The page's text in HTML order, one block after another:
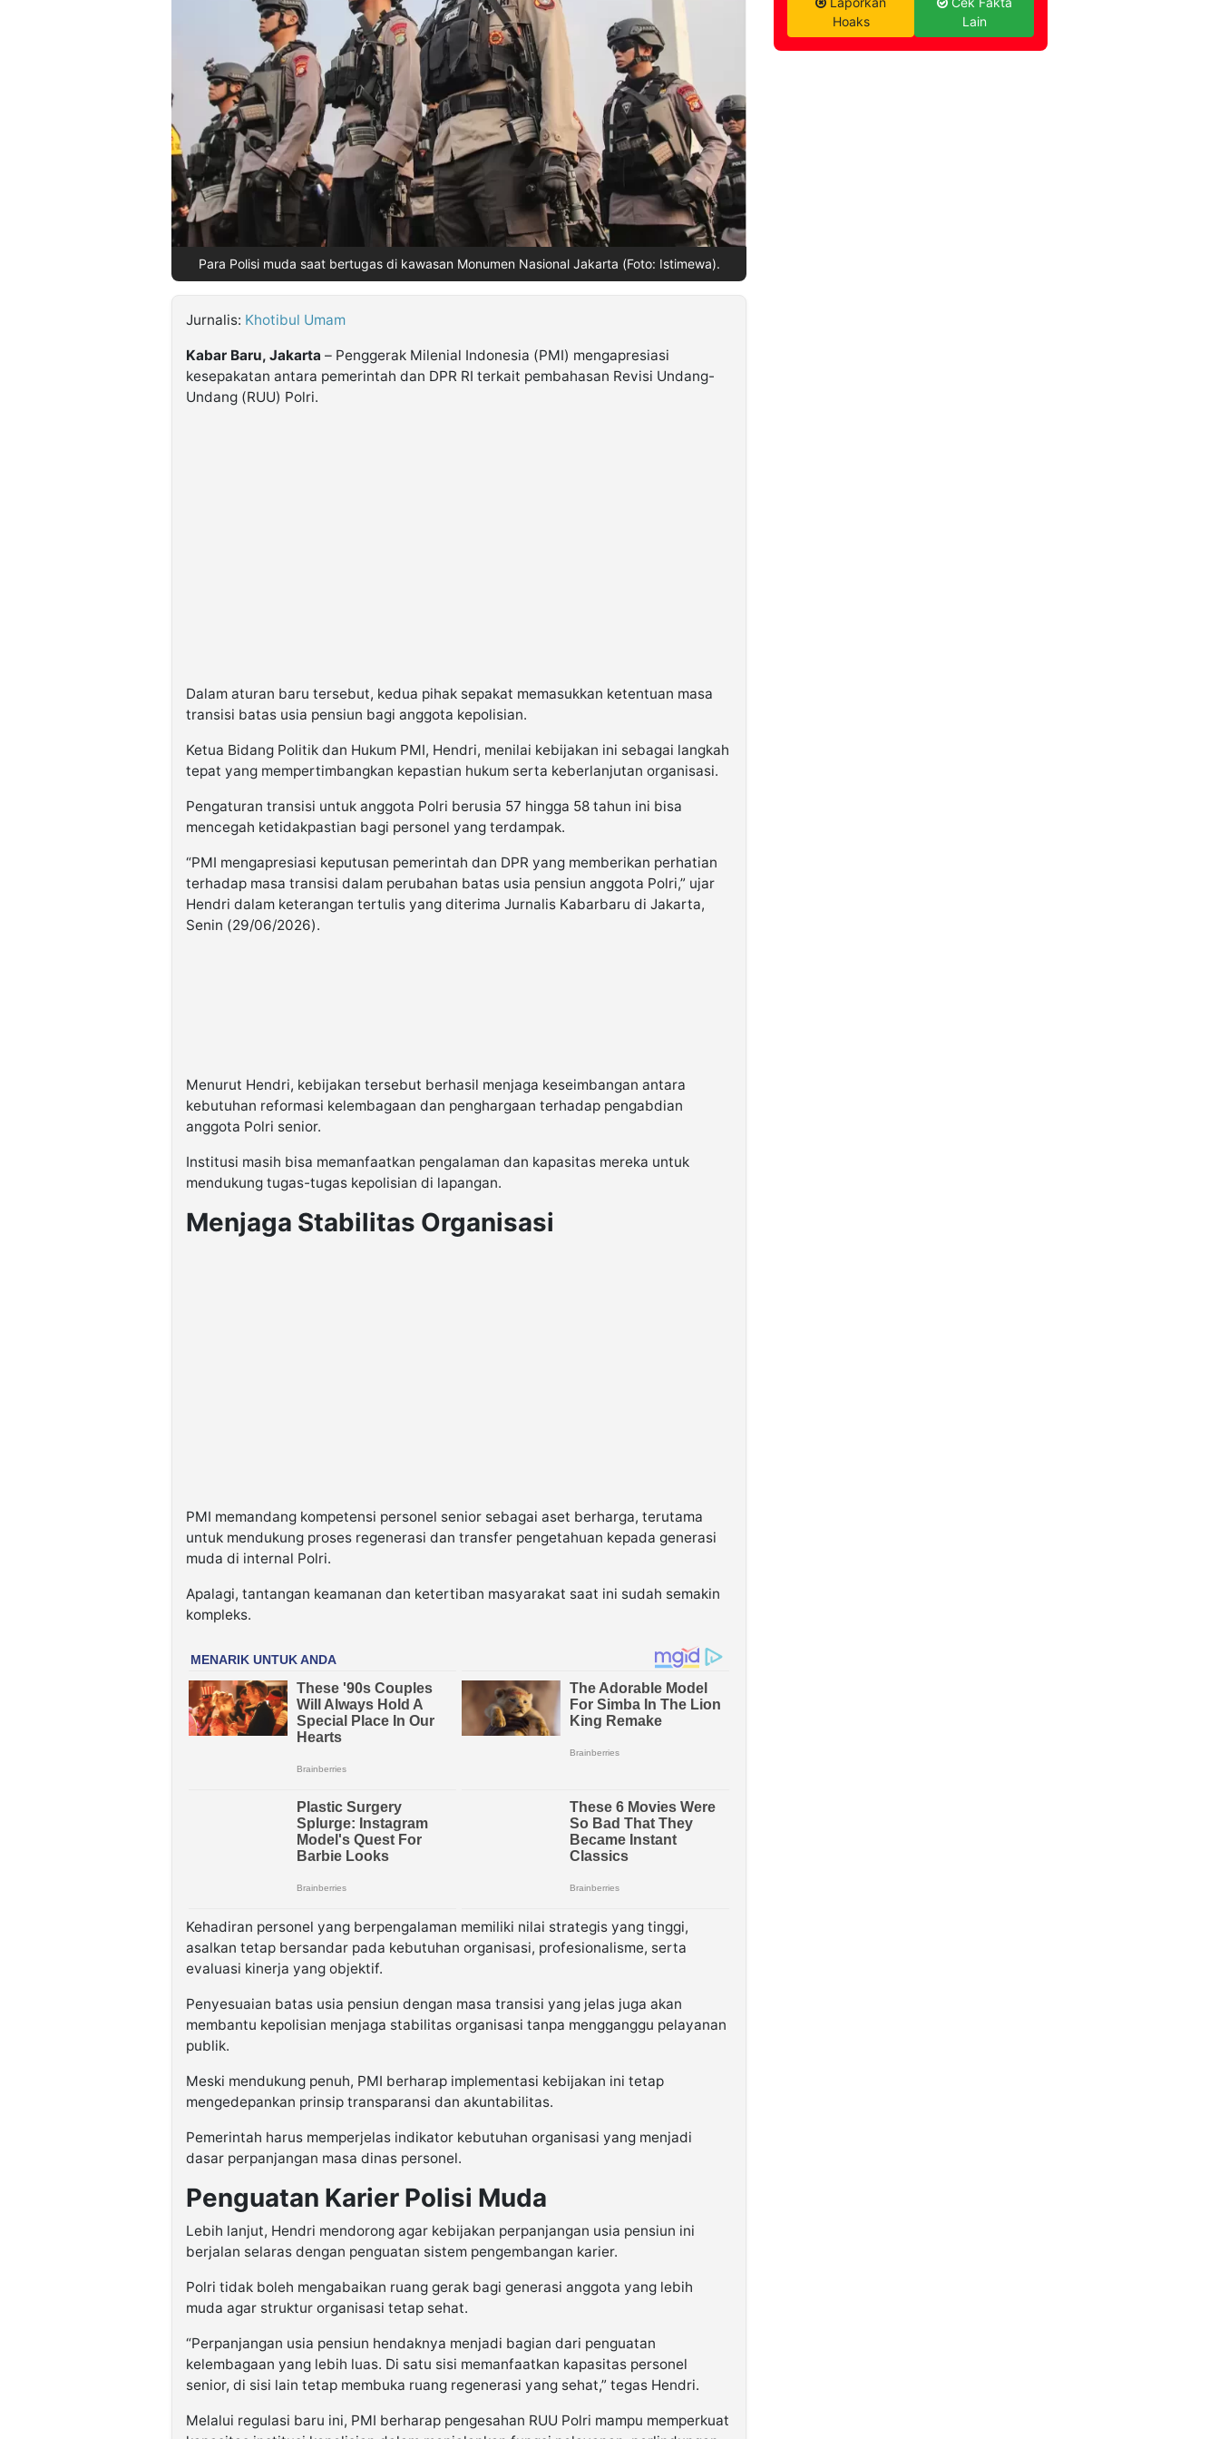
Para Polisi muda saat bertugas di kawasan Monumen Nasional Jakarta (Foto: Istimewa).
Jurnalis: Khotibul Umam
Kabar Baru, Jakarta – Penggerak Milenial Indonesia (PMI) mengapresiasi
kesepakatan antara pemerintah dan DPR RI terkait pembahasan Revisi Undang-
Undang (RUU) Polri.
Dalam aturan baru tersebut, kedua pihak sepakat memasukkan ketentuan masa
transisi batas usia pensiun bagi anggota kepolisian.
Ketua Bidang Politik dan Hukum PMI, Hendri, menilai kebijakan ini sebagai langkah
tepat yang mempertimbangkan kepastian hukum serta keberlanjutan organisasi.
Pengaturan transisi untuk anggota Polri berusia 57 hingga 58 tahun ini bisa
mencegah ketidakpastian bagi personel yang terdampak.
“PMI mengapresiasi keputusan pemerintah dan DPR yang memberikan perhatian
terhadap masa transisi dalam perubahan batas usia pensiun anggota Polri,” ujar
Hendri dalam keterangan tertulis yang diterima Jurnalis Kabarbaru di Jakarta,
Senin (29/06/2026).
Menurut Hendri, kebijakan tersebut berhasil menjaga keseimbangan antara
kebutuhan reformasi kelembagaan dan penghargaan terhadap pengabdian
anggota Polri senior.
Institusi masih bisa memanfaatkan pengalaman dan kapasitas mereka untuk
mendukung tugas-tugas kepolisian di lapangan.
Menjaga Stabilitas Organisasi
PMI memandang kompetensi personel senior sebagai aset berharga, terutama
untuk mendukung proses regenerasi dan transfer pengetahuan kepada generasi
muda di internal Polri.
Apalagi, tantangan keamanan dan ketertiban masyarakat saat ini sudah semakin
kompleks.
Kehadiran personel yang berpengalaman memiliki nilai strategis yang tinggi,
asalkan tetap bersandar pada kebutuhan organisasi, profesionalisme, serta
evaluasi kinerja yang objektif.
Penyesuaian batas usia pensiun dengan masa transisi yang jelas juga akan
membantu kepolisian menjaga stabilitas organisasi tanpa mengganggu pelayanan
publik.
Meski mendukung penuh, PMI berharap implementasi kebijakan ini tetap
mengedepankan prinsip transparansi dan akuntabilitas.
Pemerintah harus memperjelas indikator kebutuhan organisasi yang menjadi
dasar perpanjangan masa dinas personel.
Penguatan Karier Polisi Muda
Lebih lanjut, Hendri mendorong agar kebijakan perpanjangan usia pensiun ini
berjalan selaras dengan penguatan sistem pengembangan karier.
Polri tidak boleh mengabaikan ruang gerak bagi generasi anggota yang lebih
muda agar struktur organisasi tetap sehat.
“Perpanjangan usia pensiun hendaknya menjadi bagian dari penguatan
kelembagaan yang lebih luas. Di satu sisi memanfaatkan kapasitas personel
senior, di sisi lain tetap membuka ruang regenerasi yang sehat,” tegas Hendri.
Melalui regulasi baru ini, PMI berharap pengesahan RUU Polri mampu memperkuat
Hoaks
Lain